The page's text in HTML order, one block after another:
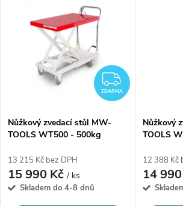
1200x1700 mm
ZDARMA
ZDARMA
Nůžkový zvedací stůl MW-
TOOLS WT500 - 500kg
13 215 Kč bez DPH
15 990 Kč/ ks
Skladem do 4-8 dnů
Nůžkový
TOOLS
12 388 Kč
14